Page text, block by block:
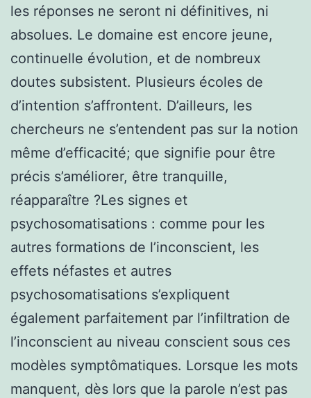
les réponses ne seront ni définitives, ni
absolues. Le domaine est encore jeune,
continuelle évolution, et de nombreux
doutes subsistent. Plusieurs écoles de
d’intention s’affrontent. D’ailleurs, les
chercheurs ne s’entendent pas sur la notion
même d’efficacité; que signifie pour être
précis s’améliorer, être tranquille,
réapparaître ?Les signes et
psychosomatisations : comme pour les
autres formations de l’inconscient, les
effets néfastes et autres
psychosomatisations s’expliquent
également parfaitement par l’infiltration de
l’inconscient au niveau conscient sous ces
modèles symptômatiques. Lorsque les mots
manquent, dès lors que la parole n’est pas